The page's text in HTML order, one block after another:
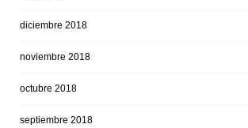
diciembre 2018
noviembre 2018
octubre 2018
septiembre 2018